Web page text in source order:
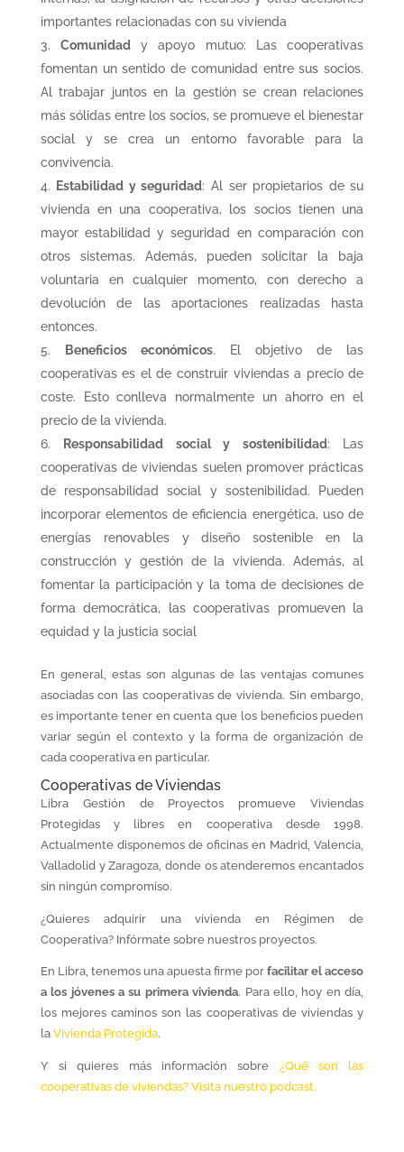
importantes relacionadas con su vivienda
Comunidad y apoyo mutuo: Las cooperativas
fomentan un sentido de comunidad entre sus socios.
Al trabajar juntos en la gestión se crean relaciones
más sólidas entre los socios, se promueve el bienestar
social y se crea un entorno favorable para la
convivencia.
Estabilidad y seguridad: Al ser propietarios de su
vivienda en una cooperativa, los socios tienen una
mayor estabilidad y seguridad en comparación con
otros sistemas. Además, pueden solicitar la baja
voluntaria en cualquier momento, con derecho a
devolución de las aportaciones realizadas hasta
entonces.
Beneficios económicos. El objetivo de las
cooperativas es el de construir viviendas a precio de
coste. Esto conlleva normalmente un ahorro en el
precio de la vivienda.
Responsabilidad social y sostenibilidad: Las
cooperativas de viviendas suelen promover prácticas
de responsabilidad social y sostenibilidad. Pueden
incorporar elementos de eficiencia energética, uso de
energías renovables y diseño sostenible en la
construcción y gestión de la vivienda. Además, al
fomentar la participación y la toma de decisiones de
forma democrática, las cooperativas promueven la
equidad y la justicia social
En general, estas son algunas de las ventajas comunes
asociadas con las cooperativas de vivienda. Sin embargo,
es importante tener en cuenta que los beneficios pueden
variar según el contexto y la forma de organización de
cada cooperativa en particular.
Cooperativas de Viviendas
Libra Gestión de Proyectos promueve Viviendas
Protegidas y libres en cooperativa desde 1998.
Actualmente disponemos de oficinas en Madrid, Valencia,
Valladolid y Zaragoza, donde os atenderemos encantados
sin ningún compromiso.
¿Quieres adquirir una vivienda en Régimen de
Cooperativa? Infórmate sobre nuestros proyectos.
En Libra, tenemos una apuesta firme porfacilitar el acceso
a los jóvenes a su primera vivienda. Para ello, hoy en día,
los mejores caminos son las cooperativas de viviendas y
la Vivienda Protegida.
Y si quieres más información sobre ¿Qué son las
cooperativas de viviendas? Visita nuestro podcast.